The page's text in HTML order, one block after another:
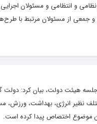
و انتظامی و مسئولان
و جمعی از مسئولان مرتبط با
جلسه هیئت دولت، بیان کرد:
نظیر انرژی، بهداشت، ورزش،
اختصاص پیدا کرده است.